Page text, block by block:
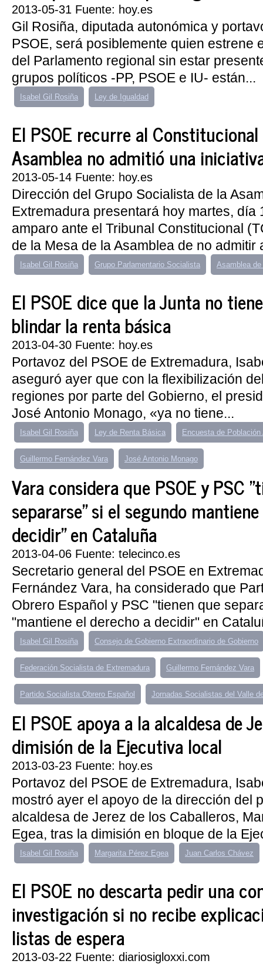
2013-05-31 Fuente: hoy.es
Gil Rosiña, diputada autonómica y
PSOE, será posiblemente quien estrene
del Parlamento regional sin estar
grupos políticos -PP, PSOE e IU- están...
Isabel Gil Rosiña Ley de Igualdad
El PSOE recurre al
Asamblea no admitió una
2013-05-14 Fuente: hoy.es
Dirección del Grupo Socialista de la
Extremadura presentará hoy martes, día
amparo ante el Tribunal Constitucional
de la Mesa de la Asamblea de no admitir
Isabel Gil Rosiña Grupo Parlamentario Socialista Asamblea
El PSOE dice que la Junta no
blindar la renta básica
2013-04-30 Fuente: hoy.es
Portavoz del PSOE de Extremadura,
aseguró ayer que con la flexibilización
regiones por parte del Gobierno, el
José Antonio Monago, «ya no tiene...
Isabel Gil Rosiña Ley de Renta Básica Encuesta de Población
Guillermo Fernández Vara José Antonio Monago
Vara considera que PSOE y PSC
separarse" si el segundo
decidir" en Cataluña
2013-04-06 Fuente: telecinco.es
Secretario general del PSOE en
Fernández Vara, ha considerado que
Obrero Español y PSC "tienen que
"mantiene el derecho a decidir" en
Isabel Gil Rosiña Consejo de Gobierno Extraordinario de Gobierno
Federación Socialista de Extremadura Guillermo Fernández Vara
Partido Socialista Obrero Español Jornadas Socialistas del Valle
El PSOE apoya a la alcaldesa de
dimisión de la Ejecutiva local
2013-03-23 Fuente: hoy.es
Portavoz del PSOE de Extremadura,
mostró ayer el apoyo de la dirección del
alcaldesa de Jerez de los Caballeros,
Egea, tras la dimisión en bloque de la
Isabel Gil Rosiña Margarita Pérez Egea Juan Carlos Chávez
El PSOE no descarta pedir una
investigación si no recibe
listas de espera
2013-03-22 Fuente: diariosigloxxi.com